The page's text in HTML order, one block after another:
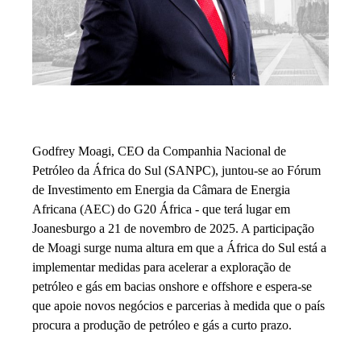
Godfrey Moagi, CEO da Companhia Nacional de
Petróleo da África do Sul (SANPC), juntou-se ao Fórum
de Investimento em Energia da Câmara de Energia
Africana (AEC) do G20 África - que terá lugar em
Joanesburgo a 21 de novembro de 2025. A participação
de Moagi surge numa altura em que a África do Sul está a
implementar medidas para acelerar a exploração de
petróleo e gás em bacias onshore e offshore e espera-se
que apoie novos negócios e parcerias à medida que o país
procura a produção de petróleo e gás a curto prazo.